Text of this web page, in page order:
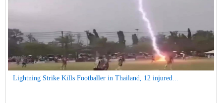
Lightning Strike Kills Footballer in Thailand, 12 injured...